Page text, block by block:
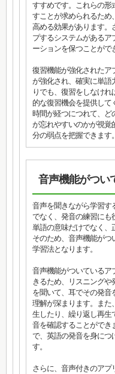
すすめです。これらの形
すことが求められるため
高める効果があります。
プするシステムがあるア
ーションを保つことがで
復習機能が強化されたア
が強化され、確実に単語
りでも、復習をしなけ
的な復習機会を提供して
時間が経つにつれて、ど
が忘れやすいのかが視覚
分の弱点を把握できます。
音声機能がつい
音声を聞きながら学習す
でなく、発音の練習にも
単語の意味だけでなく、
そのため、音声機能がつ
学習法となります。
音声機能がついているア
きるため、リスニング
を聞いて、耳でその発音
理解が深まります。また
生したり、繰り返し再生
音を確認することができ
で、英語の発音を身につ
す。
さらに、音声付きのアプ